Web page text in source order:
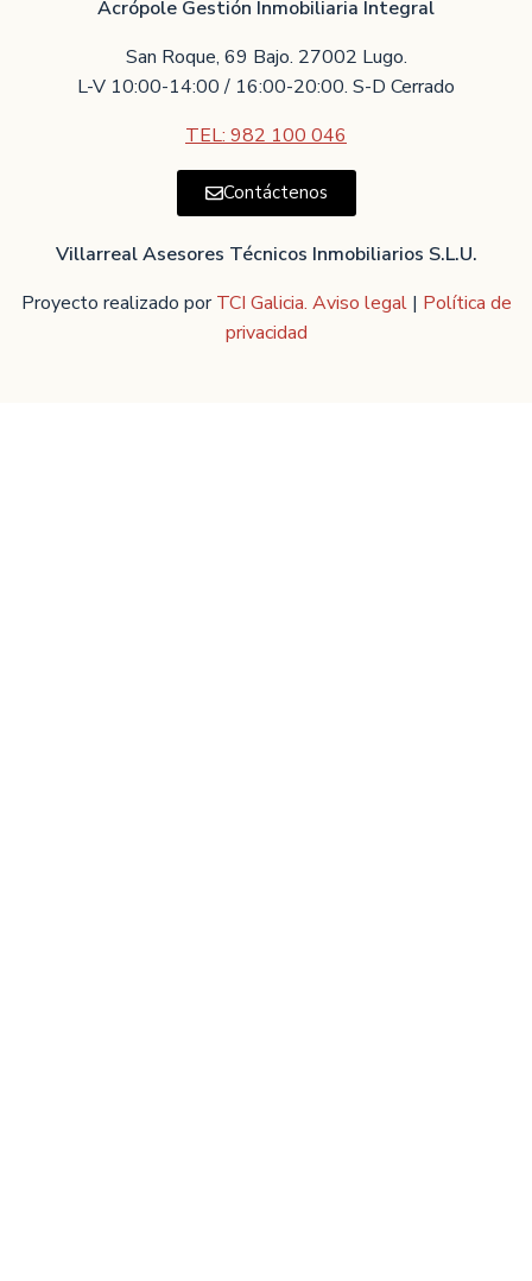
Acrópole Gestión Inmobiliaria Integral
San Roque, 69 Bajo. 27002 Lugo.
L-V 10:00-14:00 / 16:00-20:00. S-D Cerrado
TEL: 982 100 046
Contáctenos
Villarreal Asesores Técnicos Inmobiliarios S.L.U.
Proyecto realizado porTCI Galicia. Aviso legal | Política de
privacidad